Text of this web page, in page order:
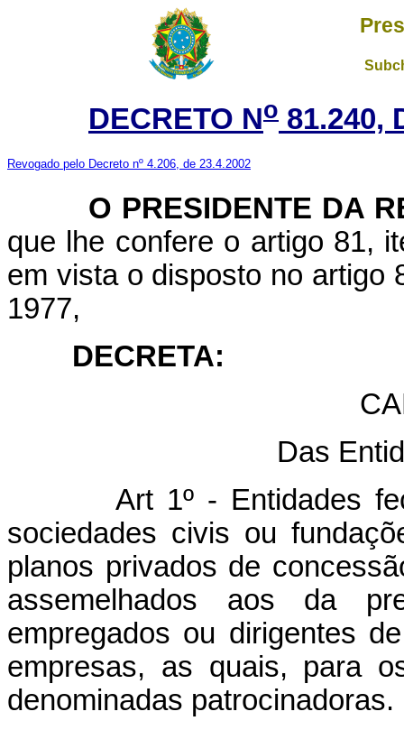
DECRETO No 81.240,
Revogado pelo Decreto nº 4.206, de 23.4.2002
O PRESIDENTE DA
que lhe confere o artigo 81,
em vista o disposto no artigo
1977,
DECRETA:
Das
Art 1º - Entidades
sociedades civis ou
planos privados de
assemelhados aos da
empregados ou dirigentes
empresas, as quais, para
denominadas patrocinadoras.